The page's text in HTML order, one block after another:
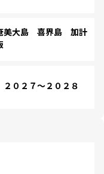
大島 喜界島 加計
０２７～２０２８